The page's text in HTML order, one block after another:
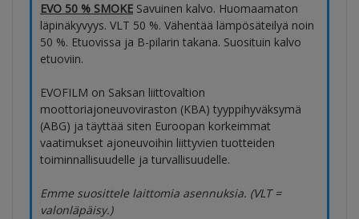
EVO 50 % SMOKE Savuinen kalvo. Huomaamaton
läpinäkyvyys. VLT 50 %. Vähentää lämpösäteilyä noin
50 %. Etuovissa ja B-pilarin takana. Suosituin kalvo
etuoviin.
EVOFILM on Saksan liittovaltion
moottoriajoneuvoviraston (KBA) tyyppihyväksymä
(ABG) ja täyttää siten Euroopan korkeimmat
vaatimukset ajoneuvoihin liittyvien tuotteiden
toiminnallisuudelle ja turvallisuudelle.
Emme suosittele laittomia asennuksia. (VLT =
valonläpäisy.)